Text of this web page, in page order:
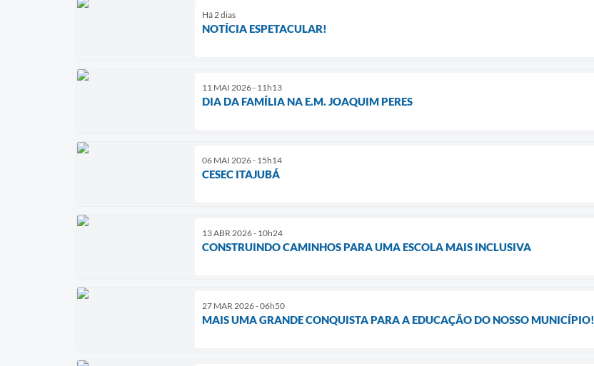
Há 2 dias
NOTÍCIA ESPETACULAR!
11 MAI 2026 - 11h13
DIA DA FAMÍLIA NA E.M. JOAQUIM PERES
06 MAI 2026 - 15h14
CESEC ITAJUBÁ
13 ABR 2026 - 10h24
CONSTRUINDO CAMINHOS PARA UMA ESCOLA MAIS INCLUSIVA
27 MAR 2026 - 06h50
MAIS UMA GRANDE CONQUISTA PARA A EDUCAÇÃO DO NOSSO MUNICÍPIO!